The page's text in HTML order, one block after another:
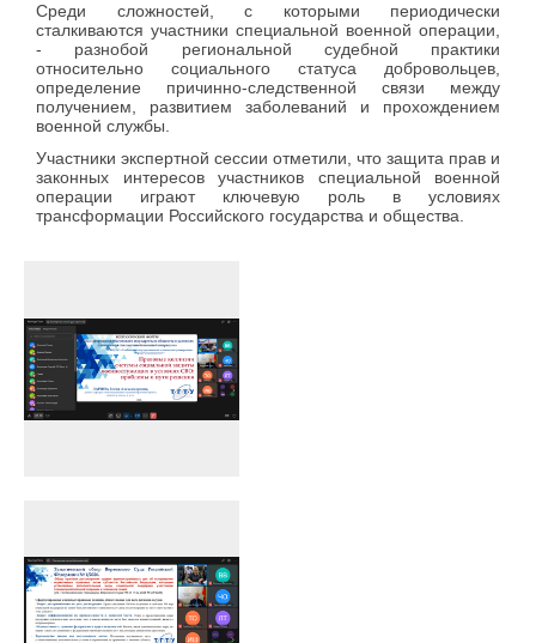
Среди сложностей, с которыми периодически
сталкиваются участники специальной военной операции,
- разнобой региональной судебной практики
относительно социального статуса добровольцев,
определение причинно-следственной связи между
получением, развитием заболеваний и прохождением
военной службы.
Участники экспертной сессии отметили, что защита прав и
законных интересов участников специальной военной
операции играют ключевую роль в условиях
трансформации Российского государства и общества.